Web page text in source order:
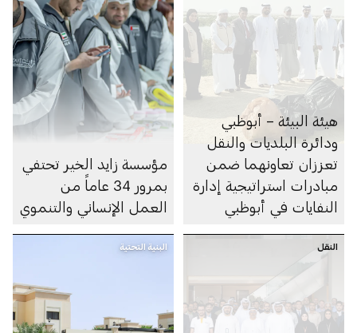
هيئة البيئة – أبوظبي
ودائرة البلديات والنقل
تعززان تعاونهما ضمن
مبادرات استراتيجية إدارة
النفايات في أبوظبي
مؤسسة زايد الخير تحتفي
بمرور 34 عاماً من
العمل الإنساني والتنموي
النقل البنية التحتية